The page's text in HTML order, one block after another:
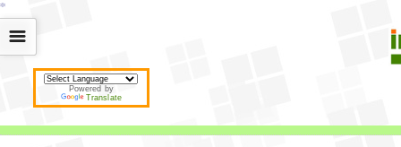
*
*
*
*
*
*
*
*
*
*
*
*
*
*
*
*
*
*
*
*
*
*
*
*
*
*
*
*
*
*
*
*
*
*
*
*
Powered by
Translate
☰